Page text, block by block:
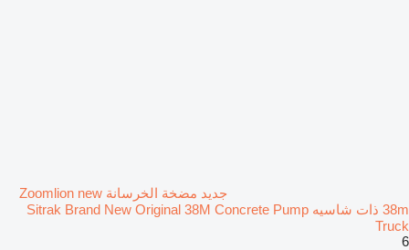
جديد مضخة الخرسانة Zoomlion new
38m ذات شاسيه Sitrak Brand New Original 38M Concrete Pump
Truck
6